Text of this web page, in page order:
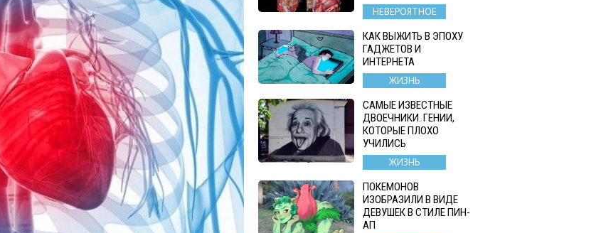
НЕВЕРОЯТНОЕ
КАК ВЫЖИТЬ В ЭПОХУ
ГАДЖЕТОВ И
ИНТЕРНЕТА
ЖИЗНЬ
САМЫЕ ИЗВЕСТНЫЕ
ДВОЕЧНИКИ. ГЕНИИ,
КОТОРЫЕ ПЛОХО
УЧИЛИСЬ
ЖИЗНЬ
ПОКЕМОНОВ
ИЗОБРАЗИЛИ В ВИДЕ
ДЕВУШЕК В СТИЛЕ ПИН-
АП